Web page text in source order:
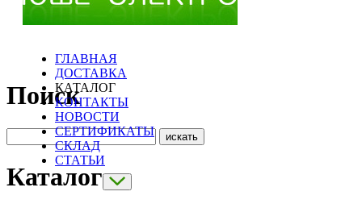
ГЛАВНАЯ
ДОСТАВКА
КАТАЛОГ
КОНТАКТЫ
НОВОСТИ
СЕРТИФИКАТЫ
СКЛАД
СТАТЬИ
Поиск
Каталог